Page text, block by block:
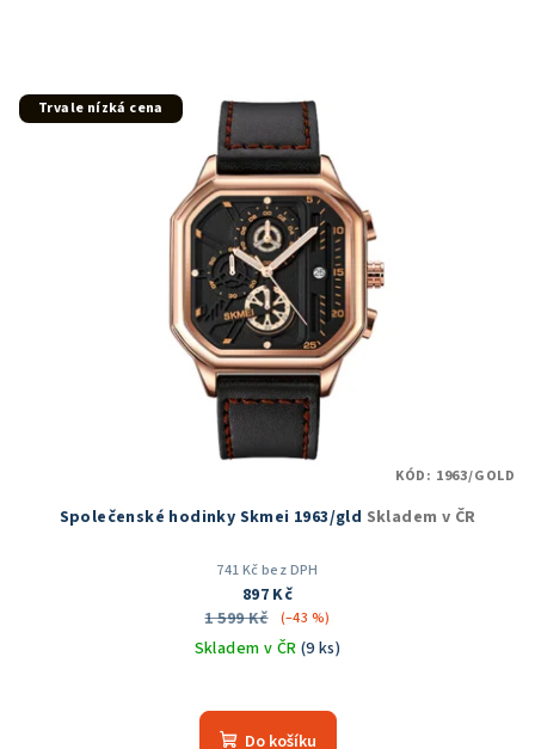
Trvale nízká cena
Společenské hodinky Skmei 1963/gld Skladem v ČR
741 Kč bez DPH
897 Kč
1 599 Kč
(–43 %)
Skladem v ČR (9 ks)
hodnocení
produktu
Do košíku
KÓD: 1963/GOLD